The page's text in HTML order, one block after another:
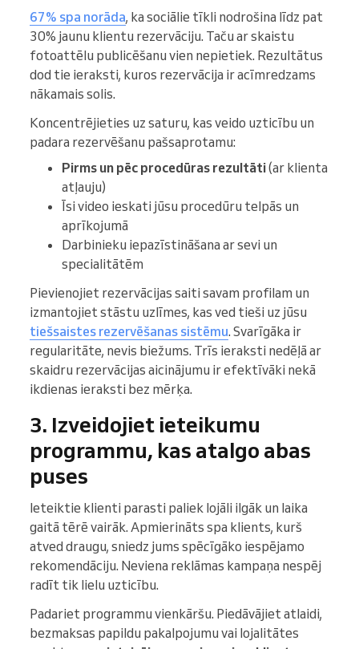
67% spa norāda, ka sociālie tīkli nodrošina līdz pat
30% jaunu klientu rezervāciju. Taču ar skaistu
fotoattēlu publicēšanu vien nepietiek. Rezultātus
dod tie ieraksti, kuros rezervācija ir acīmredzams
nākamais solis.
Koncentrējieties uz saturu, kas veido uzticību un
padara rezervēšanu pašsaprotamu:
Pirms un pēc procedūras rezultāti(ar klienta
atļauju)
Īsi video ieskati jūsu procedūru telpās un
aprīkojumā
Darbinieku iepazīstināšana ar sevi un
specialitātēm
Pievienojiet rezervācijas saiti savam profilam un
izmantojiet stāstu uzlīmes, kas ved tieši uz jūsu
tiešsaistes rezervēšanas sistēmu. Svarīgāka ir
regularitāte, nevis biežums. Trīs ieraksti nedēļā ar
skaidru rezervācijas aicinājumu ir efektīvāki nekā
ikdienas ieraksti bez mērķa.
3. Izveidojiet ieteikumu
programmu, kas atalgo abas
puses
Ieteiktie klienti parasti paliek lojāli ilgāk un laika
gaitā tērē vairāk. Apmierināts spa klients, kurš
atved draugu, sniedz jums spēcīgāko iespējamo
rekomendāciju. Neviena reklāmas kampaņa nespēj
radīt tik lielu uzticību.
Padariet programmu vienkāršu. Piedāvājiet atlaidi,
bezmaksas papildu pakalpojumu vai lojalitātes